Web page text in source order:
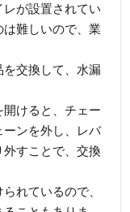
が設置されてい
難しいので、業
を交換して、水漏
けると、チェー
ーンを外し、レバ
すことで、交換
れているので、